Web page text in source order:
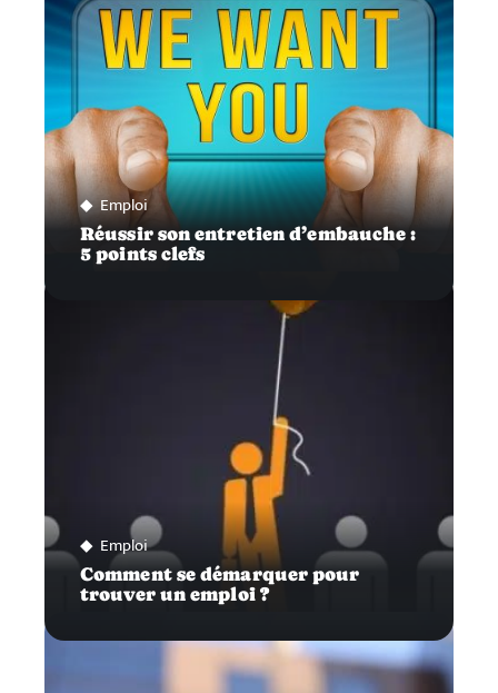
Emploi
Réussir son entretien d’embauche :
5 points clefs
Emploi
Comment se démarquer pour
trouver un emploi ?